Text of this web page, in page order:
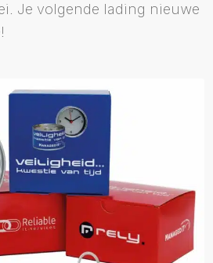
Je volgende lading nieuwe